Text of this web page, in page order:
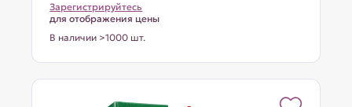
Зарегистрируйтесь
для отображения цены
В наличии >1000 шт.